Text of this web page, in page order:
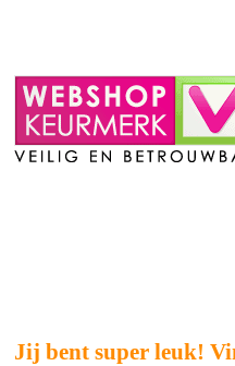
Jij bent super leuk!